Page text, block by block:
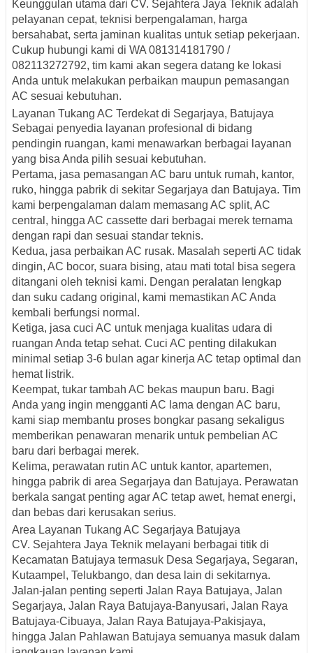
Keunggulan utama dari CV. Sejahtera Jaya Teknik adalah
pelayanan cepat, teknisi berpengalaman, harga
bersahabat, serta jaminan kualitas untuk setiap pekerjaan.
Cukup hubungi kami di WA 081314181790 /
082113272792, tim kami akan segera datang ke lokasi
Anda untuk melakukan perbaikan maupun pemasangan
AC sesuai kebutuhan.
Layanan Tukang AC Terdekat di Segarjaya, Batujaya
Sebagai penyedia layanan profesional di bidang
pendingin ruangan, kami menawarkan berbagai layanan
yang bisa Anda pilih sesuai kebutuhan.
Pertama, jasa pemasangan AC baru untuk rumah, kantor,
ruko, hingga pabrik di sekitar Segarjaya dan Batujaya. Tim
kami berpengalaman dalam memasang AC split, AC
central, hingga AC cassette dari berbagai merek ternama
dengan rapi dan sesuai standar teknis.
Kedua, jasa perbaikan AC rusak. Masalah seperti AC tidak
dingin, AC bocor, suara bising, atau mati total bisa segera
ditangani oleh teknisi kami. Dengan peralatan lengkap
dan suku cadang original, kami memastikan AC Anda
kembali berfungsi normal.
Ketiga, jasa cuci AC untuk menjaga kualitas udara di
ruangan Anda tetap sehat. Cuci AC penting dilakukan
minimal setiap 3-6 bulan agar kinerja AC tetap optimal dan
hemat listrik.
Keempat, tukar tambah AC bekas maupun baru. Bagi
Anda yang ingin mengganti AC lama dengan AC baru,
kami siap membantu proses bongkar pasang sekaligus
memberikan penawaran menarik untuk pembelian AC
baru dari berbagai merek.
Kelima, perawatan rutin AC untuk kantor, apartemen,
hingga pabrik di area Segarjaya dan Batujaya. Perawatan
berkala sangat penting agar AC tetap awet, hemat energi,
dan bebas dari kerusakan serius.
Area Layanan Tukang AC Segarjaya Batujaya
CV. Sejahtera Jaya Teknik melayani berbagai titik di
Kecamatan Batujaya termasuk Desa Segarjaya, Segaran,
Kutaampel, Telukbango, dan desa lain di sekitarnya.
Jalan-jalan penting seperti Jalan Raya Batujaya, Jalan
Segarjaya, Jalan Raya Batujaya-Banyusari, Jalan Raya
Batujaya-Cibuaya, Jalan Raya Batujaya-Pakisjaya,
hingga Jalan Pahlawan Batujaya semuanya masuk dalam